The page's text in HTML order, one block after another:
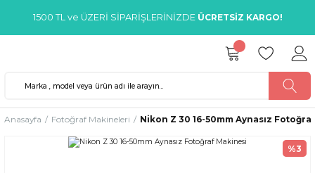
1500 TL ve ÜZERİ SİPARİŞLERİNİZDE ÜCRETSİZ KARGO!
Anasayfa Fotoğraf Makineleri Nikon Z 30 16-50mm Aynasız
%3